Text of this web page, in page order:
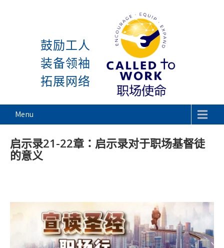
Called To Work
鼓励工人
装备领袖
拓展网络
Menu
启示录21-22章：启示录对于职场基督徒
的意义